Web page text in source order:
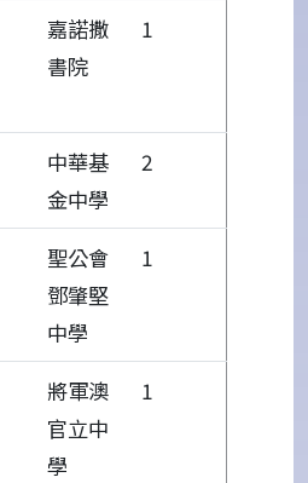
嘉諾撒
書院
1
中華基
金中學
2
聖公會
鄧肇堅
中學
1
將軍澳
官立中
學
1